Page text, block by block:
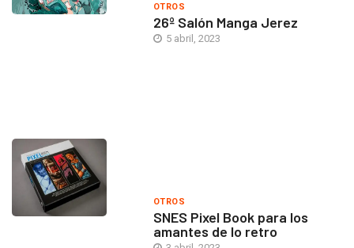
OTROS
26º Salón Manga Jerez
5 abril, 2023
OTROS
SNES Pixel Book para los
amantes de lo retro